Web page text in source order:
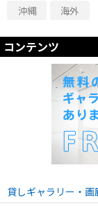
2025.02.04 - 2025.02.16
2025.01.28 - 2025.02.02
vivid vol.03 “Have
2025.01.21 - 2025.01.26
佐藤佑一写真展「環世
2025.01.06 - 2025.01.12
第8回 新春!年賀状大
2024.11.26 - 2024.12.01
-SANCTUARY- Maiko
2024.11.27 - 2024.12.01
SHUJI YAMAMOTO SOLO
沖縄
海外
コンテンツ
貸しギャラリー・画